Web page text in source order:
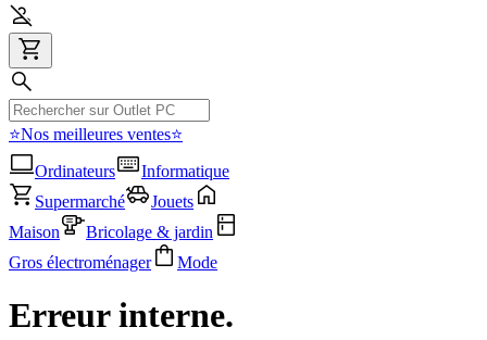
⭐Nos meilleures ventes⭐
Ordinateurs
Informatique
Supermarché
Jouets
Maison
Bricolage & jardin
Gros électroménager
Mode
Erreur interne.